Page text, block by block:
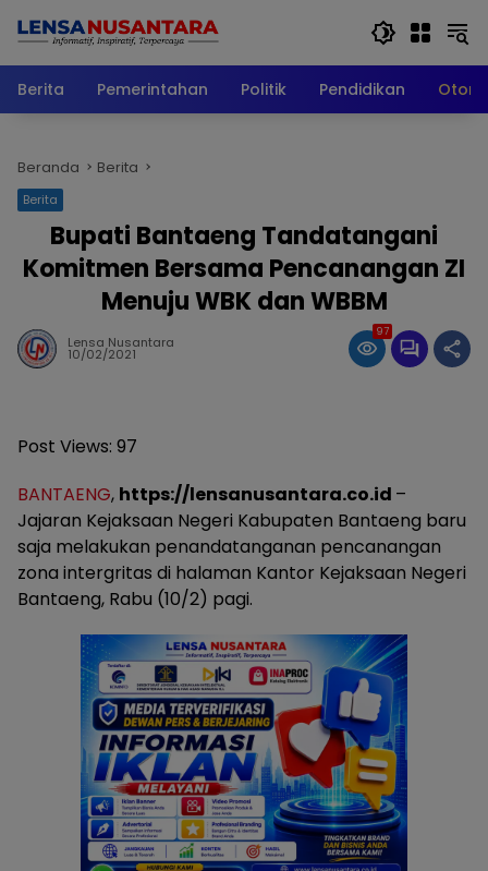
Berita
Pemerintahan Politik Pendidikan
Beranda Berita
Berita
Bupati Bantaeng Tandatangani
Komitmen Bersama Pencanangan ZI
Menuju WBK dan WBBM
Lensa Nusantara
10/02/2021
97
Post Views: 97
BANTAENG, https://lensanusantara.co.id –
Jajaran Kejaksaan Negeri Kabupaten Bantaeng baru
saja melakukan penandatanganan pencanangan
zona intergritas di halaman Kantor Kejaksaan Negeri
Bantaeng, Rabu (10/2) pagi.